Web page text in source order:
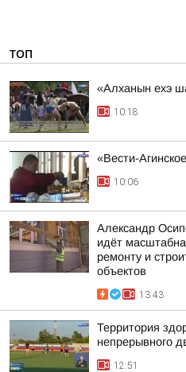
ТОП
«Алханын ехэ
10:18
«Вести-
10:06
Александр
идёт
ремонту и
объектов
13:43
Территория
непрерывного
12:51